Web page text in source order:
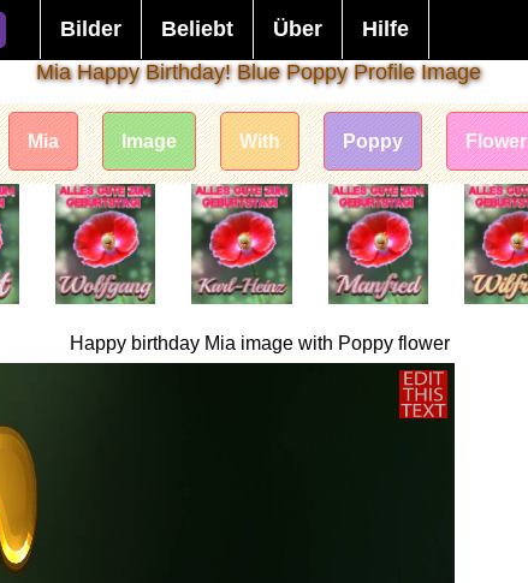
Bilder Beliebt Über
Hilfe
Mia Happy Birthday! Blue Poppy Profile Image
Mia Image With Poppy Flower
Happy birthday Mia image with Poppy flower